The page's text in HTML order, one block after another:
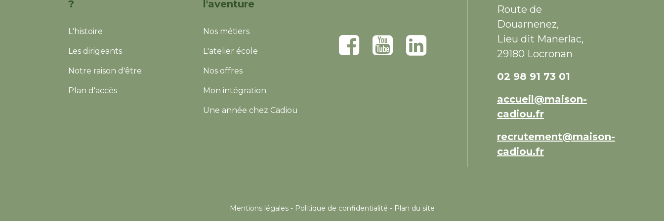
?
L'histoire
Les dirigeants
Notre raison d'être
Plan d'accès
l'aventure
Nos métiers
L'atelier école
Nos offres
Mon intégration
Une année chez Cadiou
Route de
Douarnenez,
Lieu dit Manerlac,
29180 Locronan
02 98 91 73 01
accueil@maison-
cadiou.fr
recrutement@maison-
cadiou.fr
Mentions légales - Politique de confidentialité - Plan du site